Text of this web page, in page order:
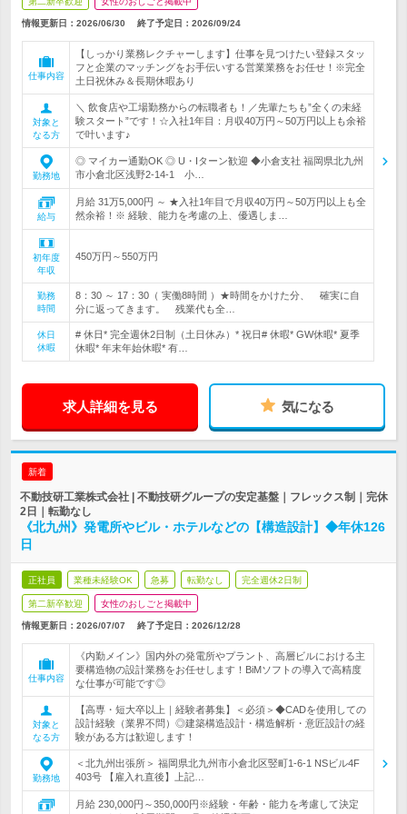
情報更新日：2026/06/30 終了予定日： 2026/09/24
仕事内容
【しっかり業務レクチャーします】仕事を見つけたい登録スタッ
フと企業のマッチングをお手伝いする営業業務をお任せ！※完全
土日祝休み＆長期休暇あり
対象と
なる方
＼ 飲食店や工場勤務からの転職者も！／先輩たちも”全くの未経
験スタート”です！☆入社1年目：月収40万円～50万円以上も余裕
で叶います♪
勤務地
◎ マイカー通勤OK ◎ U・Iターン歓迎 ◆小倉支社 福岡県北九州
市小倉北区浅野2-14-1 小…
給与
月給 31万5,000円 ～ ★入社1年目で月収40万円～50万円以上も全
然余裕！※ 経験、能力を考慮の上、優遇しま…
初年度
年収
450万円～550万円
勤務
時間
8：30 ～ 17：30（ 実働8時間 ）★時間をかけた分、 確実に自
分に返ってきます。 残業代も全…
休日
休暇
# 休日* 完全週休2日制（土日休み）* 祝日# 休暇* GW休暇* 夏季
休暇* 年末年始休暇* 有…
求人詳細を見る 気になる
新着
不動技研工業株式会社 | 不動技研グループの安定基盤｜フレックス制｜完休
2日｜転勤なし
《北九州》発電所やビル・ホテルなどの【構造設計】◆年休126
日
正社員 業種未経験OK 急募 転勤なし 完全週休2日制
第二新卒歓迎 女性のおしごと掲載中
情報更新日：2026/07/07 終了予定日： 2026/12/28
仕事内容
《内勤メイン》国内外の発電所やプラント、高層ビルにおける主
要構造物の設計業務をお任せします！BiMソフトの導入で高精度
な仕事が可能です◎
対象と
なる方
【高専・短大卒以上｜経験者募集】＜必須＞◆CADを使用しての
設計経験（業界不問）◎建築構造設計・構造解析・意匠設計の経
験がある方は歓迎します！
勤務地
＜北九州出張所＞ 福岡県北九州市小倉北区竪町1-6-1 NSビル4F
403号 【雇入れ直後】上記…
月給 230,000円～350,000円※経験・年齢・能力を考慮して決定